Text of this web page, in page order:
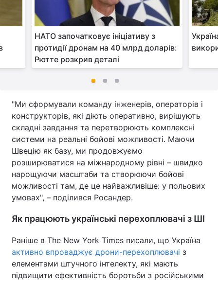
НАТО започатковує ініціативу з
протидії дронам на 40 млрд доларів:
Рютте розкрив деталі
"Ми сформували команду інженерів, операторів і
конструкторів, які діють оперативно, вирішують
складні завдання та перетворюють комплексні
системи на реальні бойові можливості. Маючи
Швецію як базу, ми продовжуємо
розширюватися на міжнародному рівні – швидко
нарощуючи масштаби та створюючи бойові
можливості там, де це найважливіше: у польових
умовах", – поділився Росандер.
Як працюють українські перехоплювачі з ШІ
Раніше в The New York Times писали, що Україна
активно впроваджує дрони-перехоплювачі з
елементами штучного інтелекту, які мають
підвищити ефективність боротьби з російськими